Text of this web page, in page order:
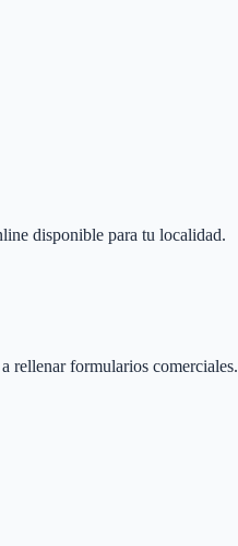
disponible para tu localidad.
rellenar formularios comerciales.